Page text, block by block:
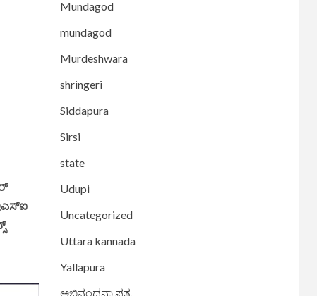
Mundagod
mundagod
Murdeshwara
shringeri
Siddapura
Sirsi
state
Udupi
Uncategorized
Uttara kannada
Yallapura
ಅಭಿನಂದನಾ ಪತ್ರ